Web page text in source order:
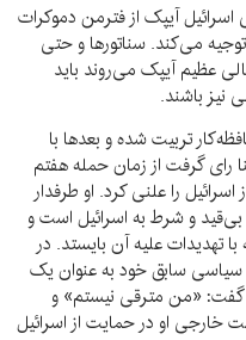
آیپک از فترمن دموکرات
را توجیه می‌کند. سناتورها و حتی
عظیم آیپک می‌روند باید
نیز باشند.
تربیت شده و بعدها با
رای گرفت از زمان حمله هفتم
از اسرائیل را علنی کرد. او طرفدار
و شرط به اسرائیل است و
تهدیدات علیه آن بایستد. در
سیاسی سابق خود به عنوان یک
گفت: «من مترقی نیستم» و
خارجی او در حمایت از اسرائیل